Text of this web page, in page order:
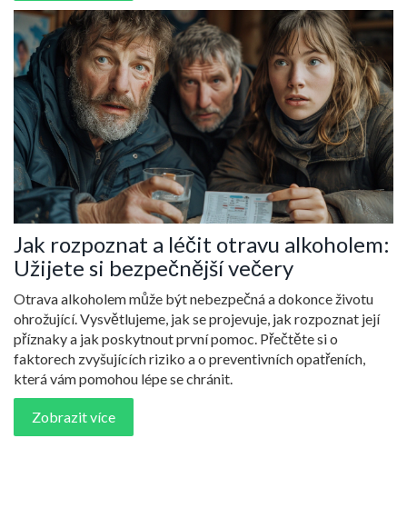
Jak rozpoznat a léčit otravu alkoholem:
Užijete si bezpečnější večery
Otrava alkoholem může být nebezpečná a dokonce životu
ohrožující. Vysvětlujeme, jak se projevuje, jak rozpoznat její
příznaky a jak poskytnout první pomoc. Přečtěte si o
faktorech zvyšujících riziko a o preventivních opatřeních,
která vám pomohou lépe se chránit.
Zobrazit více